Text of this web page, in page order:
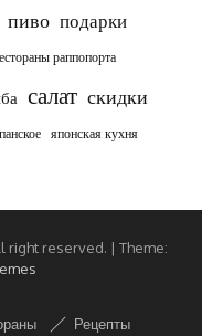
пиво подарки
раппопорта
салат скидки
японская кухня
right reserved. | Theme:
Рецепты